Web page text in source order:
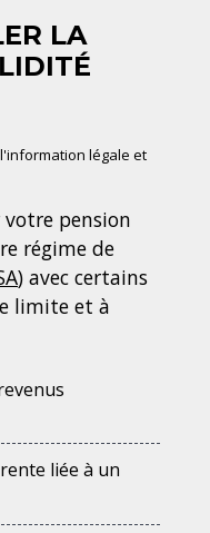
LA
légale et
pension
régime de
) avec certains
limite et à
liée à un